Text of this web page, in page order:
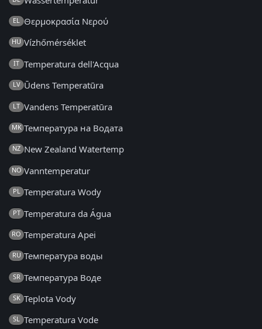
EL Θερμοκρασία Νερού
HU Vízhőmérséklet
IT Temperatura dell'Acqua
LV Ūdens Temperatūra
LT Vandens Temperatūra
MK Температура на Водата
NZ New Zealand Watertemp
NO Vanntemperatur
PL Temperatura Wody
PT Temperatura da Água
RO Temperatura Apei
RU Температура воды
SR Температура Воде
SK Teplota Vody
SL Temperatura Vode